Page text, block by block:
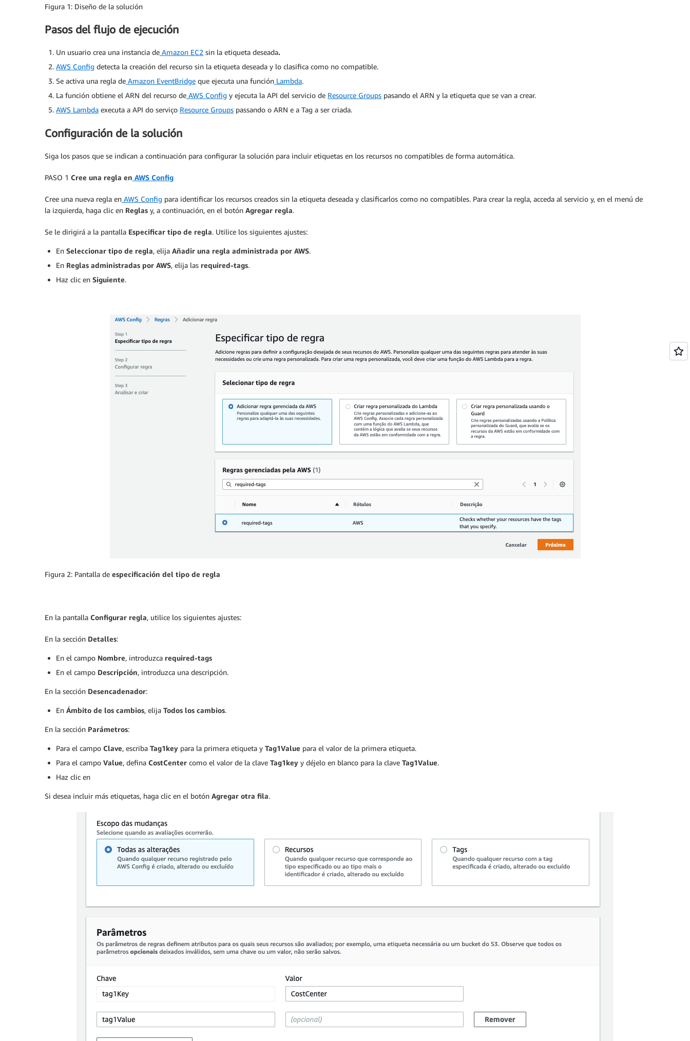
Figura 1: Diseño de la solución
Pasos del flujo de ejecución
Un usuario crea una instancia de Amazon EC2 sin la etiqueta deseada.
AWS Config detecta la creación del recurso sin la etiqueta deseada y lo clasifica como no compatible.
Se activa una regla de Amazon EventBridge que ejecuta una función Lambda.
La función obtiene el ARN del recurso de AWS Config y ejecuta la API del servicio de Resource Groups pasando el ARN y la etiqueta que se van a crear.
AWS Lambda executa a API do serviço Resource Groups passando o ARN e a Tag a ser criada.
Configuración de la solución
Siga los pasos que se indican a continuación para configurar la solución para incluir etiquetas en los recursos no compatibles de forma automática.
PASO 1 Cree una regla en AWS Config
Cree una nueva regla en AWS Config para identificar los recursos creados sin la etiqueta deseada y clasificarlos como no compatibles. Para crear la regla, acceda al servicio y, en el menú de
la izquierda, haga clic en Reglas y, a continuación, en el botón Agregar regla.
Se le dirigirá a la pantalla Especificar tipo de regla. Utilice los siguientes ajustes:
En Seleccionar tipo de regla, elija Añadir una regla administrada por AWS.
En Reglas administradas por AWS, elija las required-tags.
Haz clic en Siguiente.
Figura 2: Pantalla de especificación del tipo de regla
En la pantalla Configurar regla, utilice los siguientes ajustes:
En la sección Detalles:
En el campo Nombre, introduzca required-tags
En el campo Descripción, introduzca una descripción.
En la sección Desencadenador:
En Ámbito de los cambios, elija Todos los cambios.
En la sección Parámetros:
Para el campo Clave, escriba Tag1key para la primera etiqueta y Tag1Value para el valor de la primera etiqueta.
Para el campo Value, defina CostCenter como el valor de la clave Tag1key y déjelo en blanco para la clave Tag1Value.
Haz clic en
Si desea incluir más etiquetas, haga clic en el botón Agregar otra fila.